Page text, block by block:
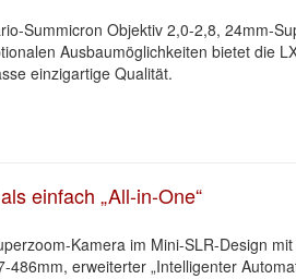
Summicron Objektiv 2,0-2,8, 24mm-
Ausbaumöglichkeiten bietet die
einzigartige Qualität.
einfach „All-in-One“
Kamera im Mini-SLR-Design
486mm, erweiterter „Intelligenter